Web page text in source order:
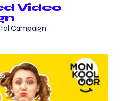
Video
Campaign